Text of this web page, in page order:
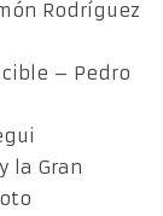
Rodríguez
– Pedro
la Gran